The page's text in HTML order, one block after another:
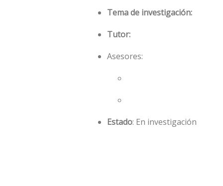
Tema de investigación:
Tutor:
Asesores:
Estado: En investigación